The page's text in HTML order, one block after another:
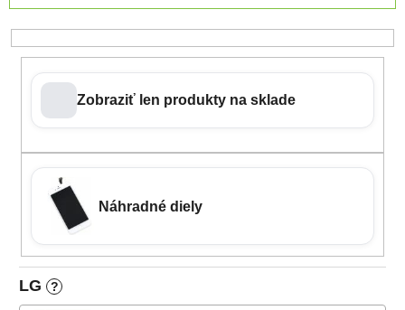
Zobraziť len produkty na sklade
Náhradné diely
LG ?